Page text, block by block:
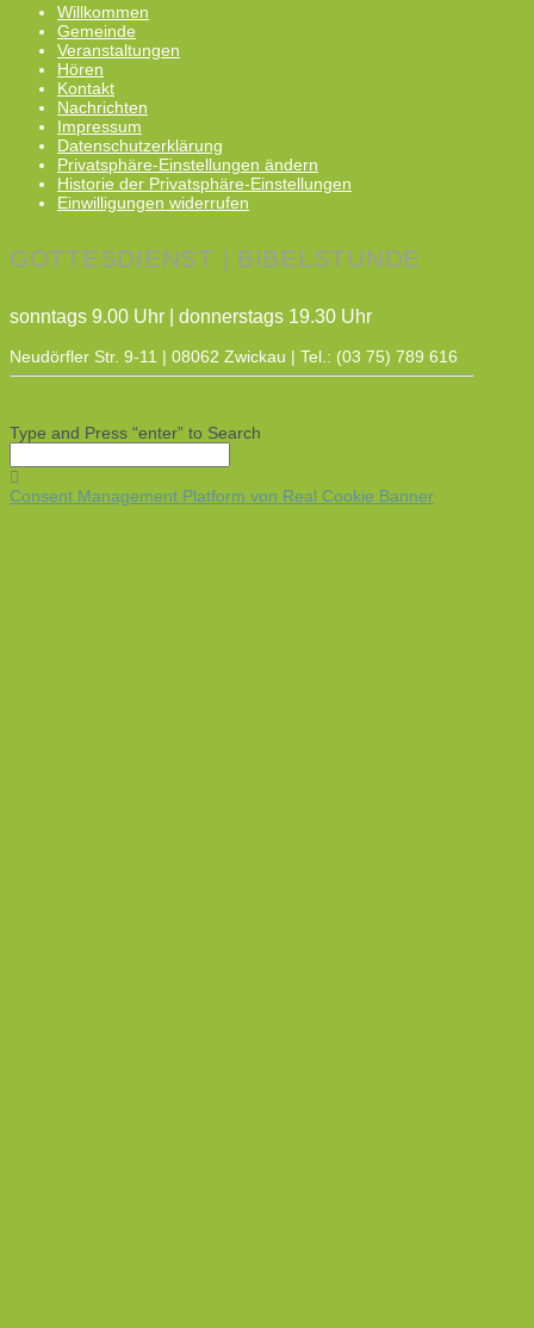
Willkommen
Gemeinde
Veranstaltungen
Hören
Kontakt
Nachrichten
Impressum
Datenschutzerklärung
Privatsphäre-Einstellungen ändern
Historie der Privatsphäre-Einstellungen
Einwilligungen widerrufen
GOTTESDIENST | BIBELSTUNDE
sonntags 9.00 Uhr | donnerstags 19.30 Uhr
Neudörfler Str. 9-11 | 08062 Zwickau | Tel.: (03 75) 789 616
Type and Press “enter” to Search
Consent Management Platform von Real Cookie Banner